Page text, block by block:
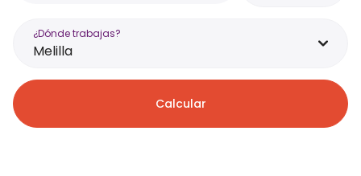
¿Dónde trabajas?
Melilla
Calcular